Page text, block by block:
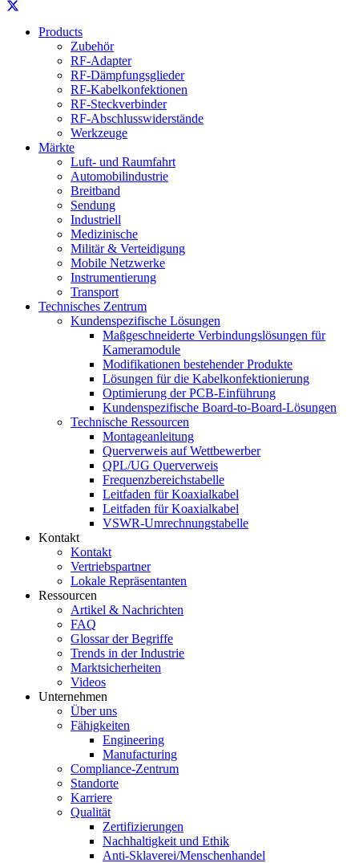
Products
Zubehör
RF-Adapter
RF-Dämpfungsglieder
RF-Kabelkonfektionen
RF-Steckverbinder
RF-Abschlusswiderstände
Werkzeuge
Märkte
Luft- und Raumfahrt
Automobilindustrie
Breitband
Sendung
Industriell
Medizinische
Militär & Verteidigung
Mobile Netzwerke
Instrumentierung
Transport
Technisches Zentrum
Kundenspezifische Lösungen
Maßgeschneiderte Verbindungslösungen für
Kameramodule
Modifikationen bestehender Produkte
Lösungen für die Kabelkonfektionierung
Optimierung der PCB-Einführung
Kundenspezifische Board-to-Board-Lösungen
Technische Ressourcen
Montageanleitung
Querverweis auf Wettbewerber
QPL/UG Querverweis
Frequenzbereichstabelle
Leitfaden für Koaxialkabel
Leitfaden für Koaxialkabel
VSWR-Umrechnungstabelle
Kontakt
Kontakt
Vertriebspartner
Lokale Repräsentanten
Ressourcen
Artikel & Nachrichten
FAQ
Glossar der Begriffe
Trends in der Industrie
Marktsicherheiten
Videos
Unternehmen
Über uns
Fähigkeiten
Engineering
Manufacturing
Compliance-Zentrum
Standorte
Karriere
Qualität
Zertifizierungen
Nachhaltigkeit und Ethik
Anti-Sklaverei/Menschenhandel